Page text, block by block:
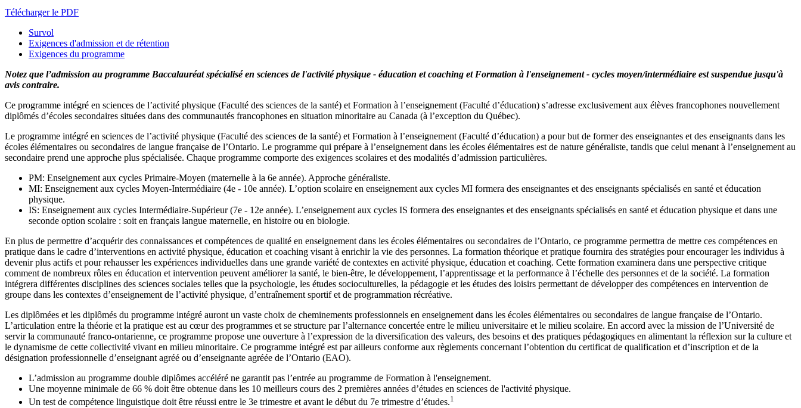
Télécharger le PDF
Survol
Exigences d'admission et de rétention
Exigences du programme
Notez que l’admission au programme Baccalauréat spécialisé en sciences de l'activité physique - éducation et coaching et Formation à l'enseignement - cycles moyen/intermédiaire est suspendue jusqu'à
avis contraire.
Ce programme intégré en sciences de l’activité physique (Faculté des sciences de la santé) et Formation à l’enseignement (Faculté d’éducation) s’adresse exclusivement aux élèves francophones nouvellement
diplômés d’écoles secondaires situées dans des communautés francophones en situation minoritaire au Canada (à l’exception du Québec).
Le programme intégré en sciences de l’activité physique (Faculté des sciences de la santé) et Formation à l’enseignement (Faculté d’éducation) a pour but de former des enseignantes et des enseignants dans les
écoles élémentaires ou secondaires de langue française de l’Ontario. Le programme qui prépare à l’enseignement dans les écoles élémentaires est de nature généraliste, tandis que celui menant à l’enseignement au
secondaire prend une approche plus spécialisée. Chaque programme comporte des exigences scolaires et des modalités d’admission particulières.
PM: Enseignement aux cycles Primaire-Moyen (maternelle à la 6e année). Approche généraliste.
MI: Enseignement aux cycles Moyen-Intermédiaire (4e - 10e année). L’option scolaire en enseignement aux cycles MI formera des enseignantes et des enseignants spécialisés en santé et éducation
physique.
IS: Enseignement aux cycles Intermédiaire-Supérieur (7e - 12e année). L’enseignement aux cycles IS formera des enseignantes et des enseignants spécialisés en santé et éducation physique et dans une
seconde option scolaire : soit en français langue maternelle, en histoire ou en biologie.
En plus de permettre d’acquérir des connaissances et compétences de qualité en enseignement dans les écoles élémentaires ou secondaires de l’Ontario, ce programme permettra de mettre ces compétences en
pratique dans le cadre d’interventions en activité physique, éducation et coaching visant à enrichir la vie des personnes. La formation théorique et pratique fournira des stratégies pour encourager les individus à
devenir plus actifs et pour rehausser les expériences individuelles dans une grande variété de contextes en activité physique, éducation et coaching. Cette formation examinera dans une perspective critique
comment de nombreux rôles en éducation et intervention peuvent améliorer la santé, le bien-être, le développement, l’apprentissage et la performance à l’échelle des personnes et de la société. La formation
intégrera différentes disciplines des sciences sociales telles que la psychologie, les études socioculturelles, la pédagogie et les études des loisirs permettant de développer des compétences en intervention de
groupe dans les contextes d’enseignement de l’activité physique, d’entraînement sportif et de programmation récréative.
Les diplômées et les diplômés du programme intégré auront un vaste choix de cheminements professionnels en enseignement dans les écoles élémentaires ou secondaires de langue française de l’Ontario.
L’articulation entre la théorie et la pratique est au cœur des programmes et se structure par l’alternance concertée entre le milieu universitaire et le milieu scolaire. En accord avec la mission de l’Université de
servir la communauté franco-ontarienne, ce programme propose une ouverture à l’expression de la diversification des valeurs, des besoins et des pratiques pédagogiques en alimentant la réflexion sur la culture et
le dynamisme de cette collectivité vivant en milieu minoritaire. Ce programme intégré est par ailleurs conforme aux règlements concernant l’obtention du certificat de qualification et d’inscription et de la
désignation professionnelle d’enseignant agréé ou d’enseignante agréée de l’Ontario (EAO).
L’admission au programme double diplômes accéléré ne garantit pas l’entrée au programme de Formation à l'enseignement.
Une moyenne minimale de 66 % doit être obtenue dans les 10 meilleurs cours des 2 premières années d’études en sciences de l'activité physique.
Un test de compétence linguistique doit être réussi entre le 3e trimestre et avant le début du 7e trimestre d’études.1